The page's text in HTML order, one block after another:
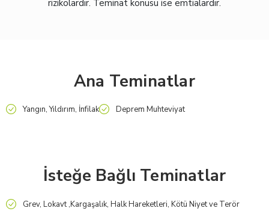
rizikolardır. Teminat konusu ise emtialardır.
Ana Teminatlar
Yangın, Yıldırım, İnfilak Deprem Muhteviyat
İsteğe Bağlı Teminatlar
Grev, Lokavt ,Kargaşalık, Halk Hareketleri, Kötü Niyet ve Terör